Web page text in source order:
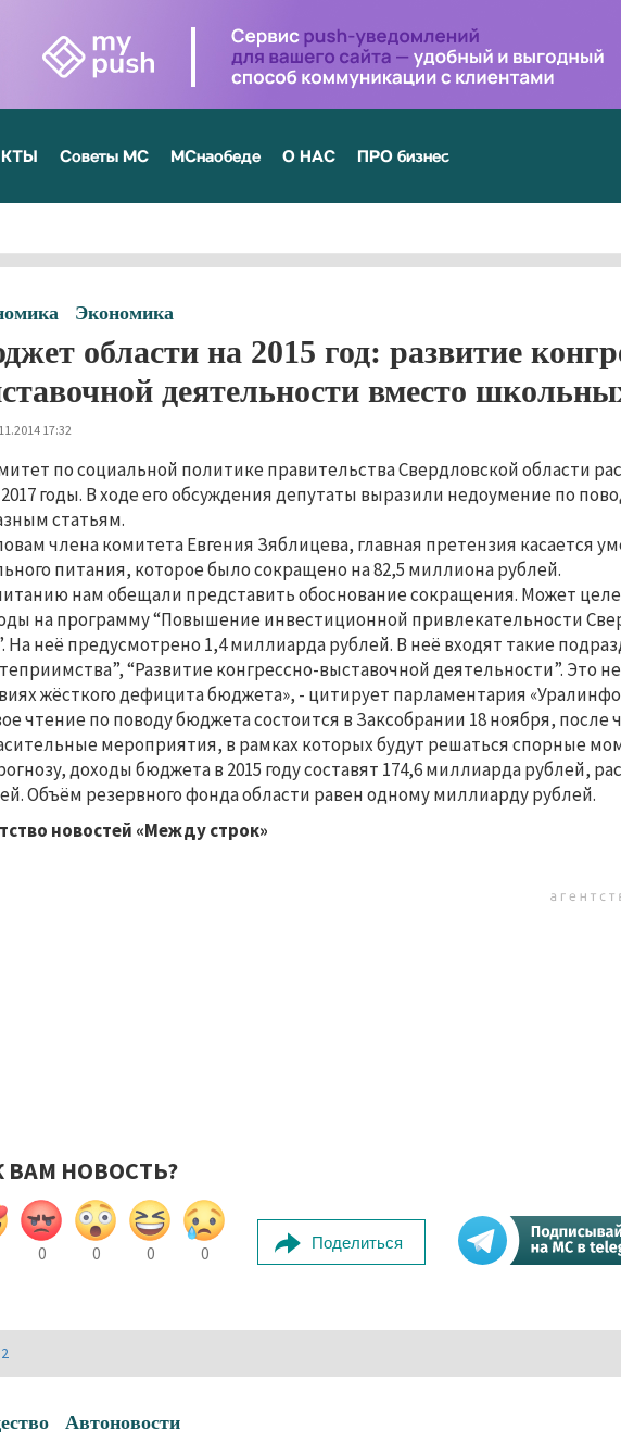
Советы МС МСнаобеде О НАС ПРО бизнес
Экономика
области на 2015 год: развитие
деятельности вместо
17:32
по социальной политике правительства Свердловской области
2017 годы. В ходе его обсуждения депутаты выразили недоумение по
статьям.
члена комитета Евгения Зяблицева, главная претензия касается
питания, которое было сокращено на 82,5 миллиона рублей.
нам обещали представить обоснование сокращения. Может
на программу “Повышение инвестиционной привлекательности
На неё предусмотрено 1,4 миллиарда рублей. В неё входят такие
“Развитие конгрессно-выставочной деятельности”. Это
жёсткого дефицита бюджета», - цитирует парламентария
чтение по поводу бюджета состоится в Заксобрании 18 ноября, после
мероприятия, в рамках которых будут решаться спорные
доходы бюджета в 2015 году составят 174,6 миллиарда рублей,
Объём резервного фонда области равен одному миллиарду рублей.
новостей «Между строк»
ВАМ НОВОСТЬ?
0 0 0 0
Поделиться
Автоновости